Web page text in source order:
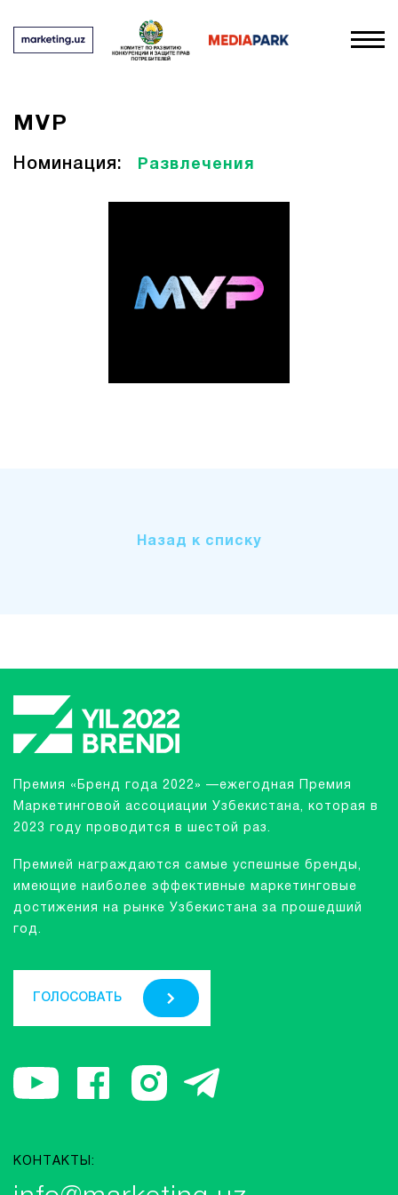
MVP
Номинация: Развлечения
Назад к списку
Премия «Бренд года 2022» —ежегодная Премия
Маркетинговой ассоциации Узбекистана, которая в
2023 году проводится в шестой раз.
Премией награждаются самые успешные бренды,
имеющие наиболее эффективные маркетинговые
достижения на рынке Узбекистана за прошедший
год.
ГОЛОСОВАТЬ
КОНТАКТЫ: